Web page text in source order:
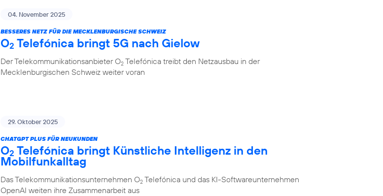
04. November 2025
BESSERES NETZ FÜR DIE MECKLENBURGISCHE SCHWEIZ
O2 Telefónica bringt 5G nach Gielow
Der Telekommunikationsanbieter O2 Telefónica treibt den Netzausbau in der
Mecklenburgischen Schweiz weiter voran
29. Oktober 2025
CHATGPT PLUS FÜR NEUKUNDEN
O2 Telefónica bringt Künstliche Intelligenz in den
Mobilfunkalltag
Das Telekommunikationsunternehmen O2 Telefónica und das KI-Softwareunternehmen
OpenAI weiten ihre Zusammenarbeit aus